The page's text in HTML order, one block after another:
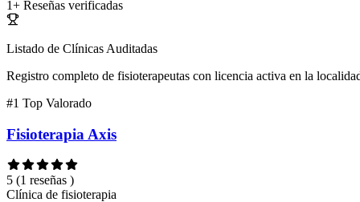
1+ Reseñas verificadas
Listado de Clínicas Auditadas
Registro completo de fisioterapeutas con licencia activa en la
#1 Top Valorado
Fisioterapia Axis
5 (1 reseñas )
Clínica de fisioterapia